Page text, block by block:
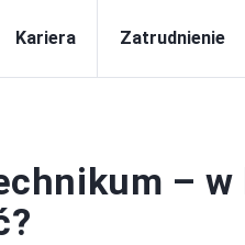
Kariera Zatrudnienie
–